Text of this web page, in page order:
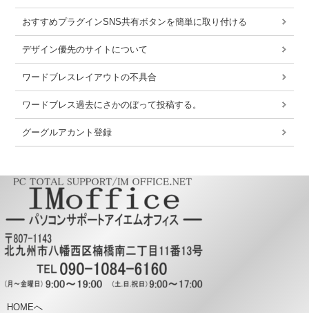
おすすめプラグインSNS共有ボタンを簡単に取り付ける
デザイン優先のサイトについて
ワードブレスレイアウトの不具合
ワードブレス過去にさかのぼって投稿する。
グーグルアカント登録
HOMEへ